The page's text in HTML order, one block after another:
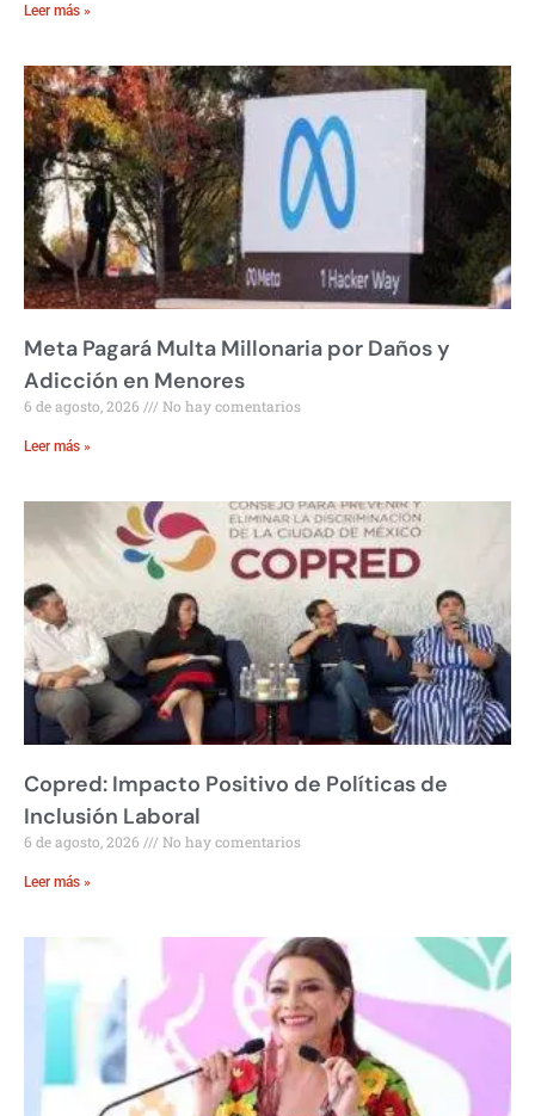
Leer más »
Meta Pagará Multa Millonaria por Daños y
Adicción en Menores
6 de agosto, 2026 No hay comentarios
Leer más »
Copred: Impacto Positivo de Políticas de
Inclusión Laboral
6 de agosto, 2026 No hay comentarios
Leer más »